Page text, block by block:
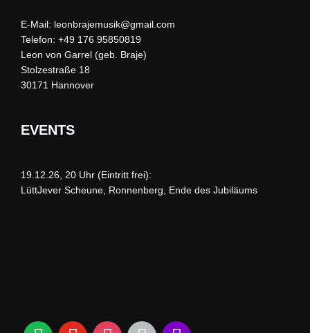
E-Mail: leonbrajemusik@gmail.com
Telefon: +49 176 95850819
Leon von Garrel (geb. Braje)
Stolzestraße 18
30171 Hannover
EVENTS
19.12.26, 20 Uhr (Eintritt frei):
LüttJever Scheune, Ronnenberg, Ende des Jubiläums